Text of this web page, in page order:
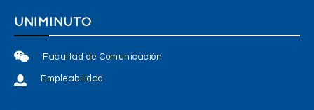
UNIMINUTO
Facultad de Comunicación
Empleabilidad